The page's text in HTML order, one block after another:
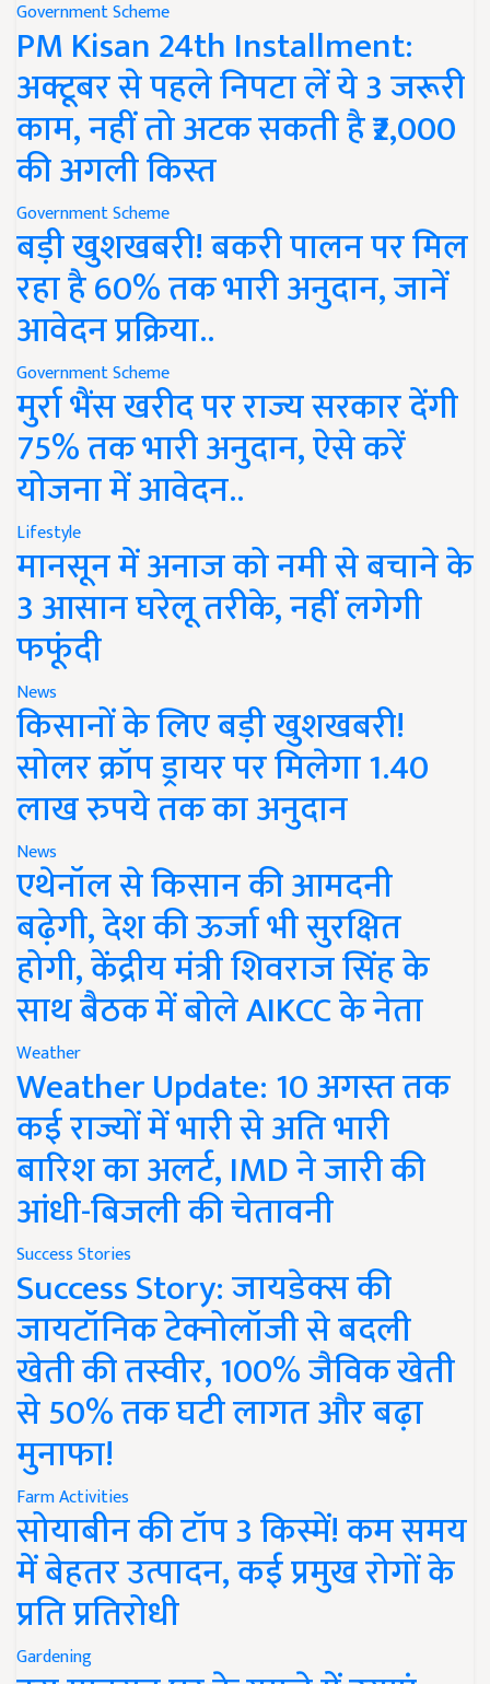
Government Scheme
PM Kisan 24th Installment:
अक्टूबर से पहले निपटा लें ये 3 जरूरी
काम, नहीं तो अटक सकती है ₹2,000
की अगली किस्त
Government Scheme
बड़ी खुशखबरी! बकरी पालन पर मिल
रहा है 60% तक भारी अनुदान, जानें
आवेदन प्रक्रिया..
Government Scheme
मुर्रा भैंस खरीद पर राज्य सरकार देंगी
75% तक भारी अनुदान, ऐसे करें
योजना में आवेदन..
Lifestyle
मानसून में अनाज को नमी से बचाने के
3 आसान घरेलू तरीके, नहीं लगेगी
फफूंदी
News
किसानों के लिए बड़ी खुशखबरी!
सोलर क्रॉप ड्रायर पर मिलेगा 1.40
लाख रुपये तक का अनुदान
News
एथेनॉल से किसान की आमदनी
बढ़ेगी, देश की ऊर्जा भी सुरक्षित
होगी, केंद्रीय मंत्री शिवराज सिंह के
साथ बैठक में बोले AIKCC के नेता
Weather
Weather Update: 10 अगस्त तक
कई राज्यों में भारी से अति भारी
बारिश का अलर्ट, IMD ने जारी की
आंधी-बिजली की चेतावनी
Success Stories
Success Story: जायडेक्स की
जायटॉनिक टेक्नोलॉजी से बदली
खेती की तस्वीर, 100% जैविक खेती
से 50% तक घटी लागत और बढ़ा
मुनाफा!
Farm Activities
सोयाबीन की टॉप 3 किस्में! कम समय
में बेहतर उत्पादन, कई प्रमुख रोगों के
प्रति प्रतिरोधी
Gardening